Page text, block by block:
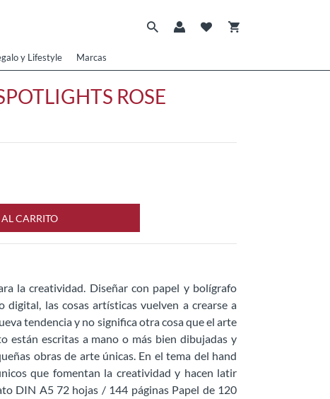
y Lifestyle Marcas
ROSE
CARRITO
la creatividad. Diseñar con papel y bolígrafo
digital, las cosas artísticas vuelven a crearse a
tendencia y no significa otra cosa que el arte
están escritas a mano o más bien dibujadas y
obras de arte únicas. En el tema del hand
que fomentan la creatividad y hacen latir
DIN A5 72 hojas / 144 páginas Papel de 120